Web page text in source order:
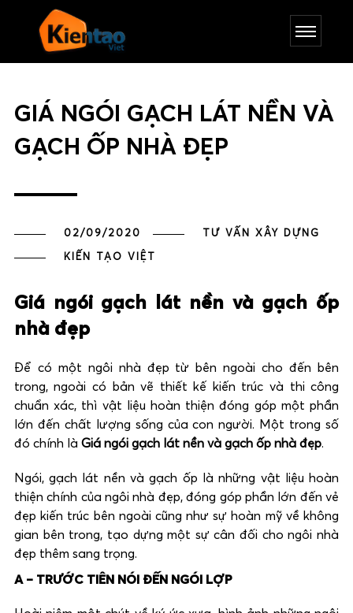
GIÁ NGÓI GẠCH LÁT NỀN VÀ
GẠCH ỐP NHÀ ĐẸP
02/09/2020 TƯ VẤN XÂY DỰNG
KIẾN TẠO VIỆT
Giá ngói gạch lát nền và gạch ốp
nhà đẹp
Để có một ngôi nhà đẹp từ bên ngoài cho đến bên
trong, ngoài có bản vẽ thiết kế kiến trúc và thi công
chuẩn xác, thì vật liệu hoàn thiện đóng góp một phần
lớn đến chất lượng sống của con người. Một trong số
đó chính là Giá ngói gạch lát nền và gạch ốp nhà đẹp.
Ngói, gạch lát nền và gạch ốp là những vật liệu hoàn
thiện chính của ngôi nhà đẹp, đóng góp phần lớn đến vẻ
đẹp kiến trúc bên ngoài cũng như sự hoàn mỹ về không
gian bên trong, tạo dựng một sự cân đối cho ngôi nhà
đẹp thêm sang trọng.
A – TRƯỚC TIÊN NÓI ĐẾN NGÓI LỢP